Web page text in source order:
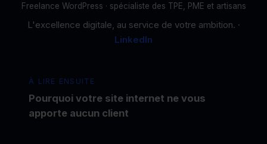
Freelance WordPress · spécialiste des TPE, PME et artisans
L'excellence digitale, au service de votre ambition. ·
LinkedIn
À LIRE ENSUITE
Pourquoi votre site internet ne vous
apporte aucun client